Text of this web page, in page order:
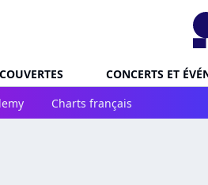
CONCERTS ET
Charts français